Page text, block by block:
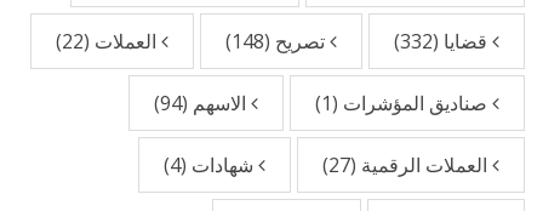
قضايا (332) تصريح (148) العملات (22)
صناديق المؤشرات (1) الاسهم (94)
العملات الرقمية (27) شهادات (4)